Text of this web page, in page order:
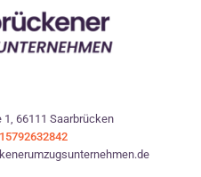
1, 66111 Saarbrücken